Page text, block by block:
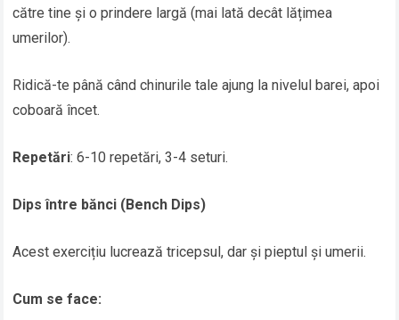
către tine și o prindere largă (mai lată decât lățimea
umerilor).
Ridică-te până când chinurile tale ajung la nivelul barei, apoi
coboară încet.
Repetări: 6-10 repetări, 3-4 seturi.
Dips între bănci (Bench Dips)
Acest exercițiu lucrează tricepsul, dar și pieptul și umerii.
Cum se face: